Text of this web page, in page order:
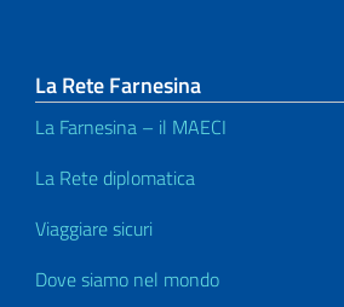
La Rete Farnesina
La Farnesina – il MAECI
La Rete diplomatica
Viaggiare sicuri
Dove siamo nel mondo